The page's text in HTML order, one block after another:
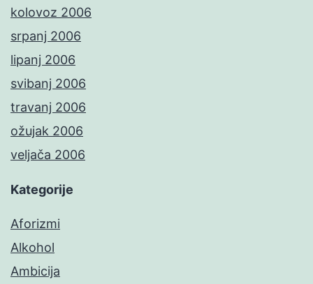
kolovoz 2006
srpanj 2006
lipanj 2006
svibanj 2006
travanj 2006
ožujak 2006
veljača 2006
Kategorije
Aforizmi
Alkohol
Ambicija